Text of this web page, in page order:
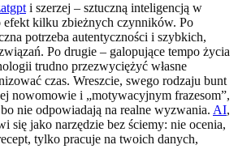
i szerzej – sztuczną inteligencją w
kilku zbieżnych czynników. Po
potrzeba autentyczności i szybkich,
Po drugie – galopujące tempo życia
trudno przezwyciężyć własne
czas. Wreszcie, swego rodzaju bunt
nowomowie i „motywacyjnym frazesom”,
bo nie odpowiadają na realne wyzwania. AI,
się jako narzędzie bez ściemy: nie ocenia,
tylko pracuje na twoich danych,